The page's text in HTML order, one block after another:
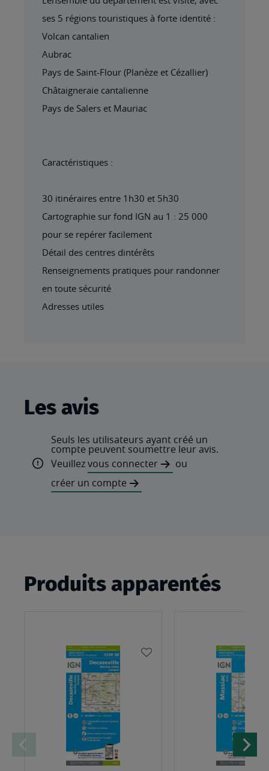
ses 5 régions touristiques à forte identité :
Volcan cantalien
Aubrac
Pays de Saint-Flour (Planèze et Cézallier)
Châtaigneraie cantalienne
Pays de Salers et Mauriac
Caractéristiques :
30 itinéraires entre 1h30 et 5h30
Cartographie sur fond IGN au 1 : 25 000
pour se repérer facilement
Détail des centres dintérêts
Renseignements pratiques pour randonner
en toute sécurité
Adresses utiles
Les avis
Seuls les utilisateurs ayant créé un
compte peuvent soumettre leur avis.
Veuillezvous connecter
ou
créer un compte
Produits apparentés